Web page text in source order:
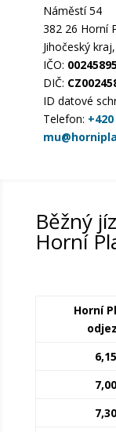
Náměstí 54
382 26 Horní
Jihočeský
IČO:
DIČ:
ID datové
Telefon:
Běžný
Horní
Horní
6,15
7,00
7,30